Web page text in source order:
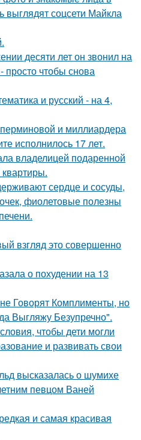
выглядят соцсети Майкла
десяти лет он звонил на
просто чтобы снова
и русский - на 4,
и миллиардера
исполнилось 17 лет.
владелицей подаренной
сердце и сосуды,
фиолетовые полезны
взгляд это совершенно
о похудении на 13
Говорят Комплименты, но
Выгляжу Безупречно".
чтобы дети могли
и развивать свои
высказалась о шумихе
певцом Ваней
и самая красивая